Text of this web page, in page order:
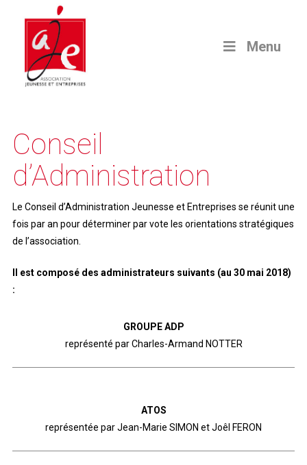
Menu
Conseil
d’Administration
Le Conseil d’Administration Jeunesse et Entreprises se réunit une
fois par an pour déterminer par vote les orientations stratégiques
de l’association.
Il est composé des administrateurs suivants (au 30 mai 2018)
:
GROUPE ADP
représenté par Charles-Armand NOTTER
ATOS
représentée par Jean-Marie SIMON et Joêl FERON